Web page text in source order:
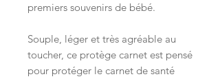
premiers souvenirs de bébé.
Souple, léger et très agréable au
toucher, ce protège carnet est pensé
pour protéger le carnet de santé